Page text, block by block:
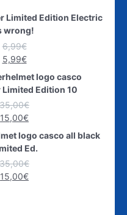
Limited Edition Electric
wrong!
6,99€
5,99€
logo casco
Edition 10
35,00€
15,00€
logo casco all black
Ed.
35,00€
15,00€